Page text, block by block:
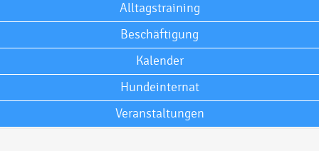
Alltagstraining
Beschäftigung
Kalender
Hundeinternat
Veranstaltungen